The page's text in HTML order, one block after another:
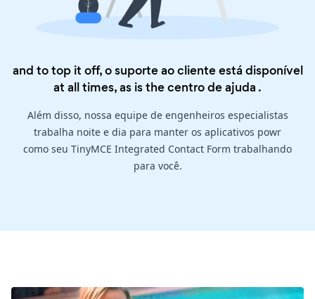
and to top it off, o suporte ao cliente está disponível
at all times, as is thecentro de ajuda .
Além disso, nossa equipe de engenheiros especialistas
trabalha noite e dia para manter os aplicativos powr
como seu TinyMCE Integrated Contact Form trabalhando
para você.